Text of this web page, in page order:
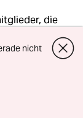
die
werden.
die keine
wollen
befürchten.
nicht